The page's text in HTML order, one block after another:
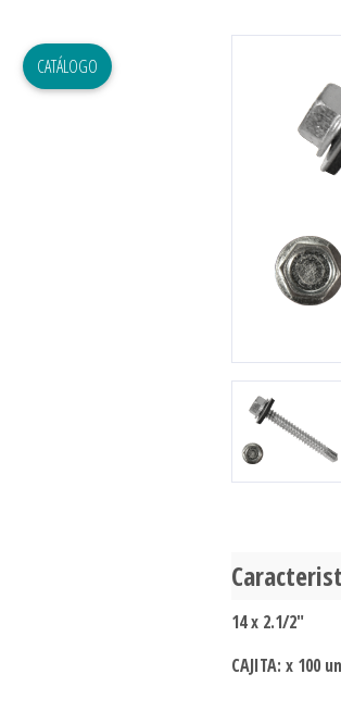
CATÁLOGO
14 x 2.1/2"
CAJITA: x 100